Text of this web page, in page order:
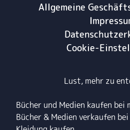
Allgemeine
Cookie-
Lust, mehr zu
Bücher und Medien kaufen bei
Bücher & Medien verkaufen